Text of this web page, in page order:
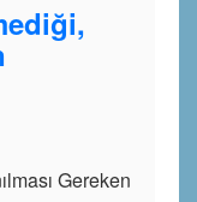
Gereken